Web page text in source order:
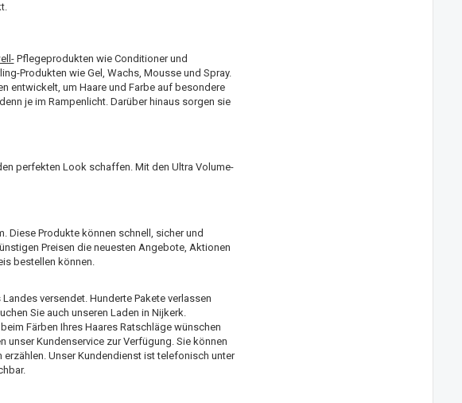
Pflegeprodukten wie Conditioner und
Produkten wie Gel, Wachs, Mousse und Spray.
entwickelt, um Haare und Farbe auf besondere
je im Rampenlicht. Darüber hinaus sorgen sie
perfekten Look schaffen. Mit den Ultra Volume-
Diese Produkte können schnell, sicher und
Preisen die neuesten Angebote, Aktionen
bestellen können.
versendet. Hunderte Pakete verlassen
Sie auch unseren Laden in Nijkerk.
Färben Ihres Haares Ratschläge wünschen
unser Kundenservice zur Verfügung. Sie können
Unser Kundendienst ist telefonisch unter